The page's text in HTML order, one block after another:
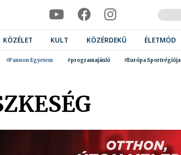
KÖZÉLET KULT KÖZÉRDEKŰ ÉLETMÓD
#Pannon Egyetem #programajánló #Európa Sportrégiója